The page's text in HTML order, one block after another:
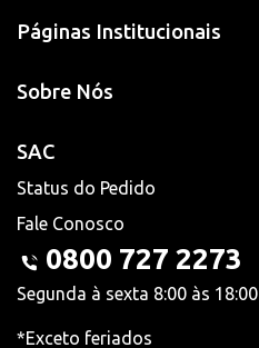
Páginas Institucionais
Sobre Nós
SAC
Status do Pedido
Fale Conosco
0800 727 2273
Segunda à sexta 8:00 às 18:00
*Exceto feriados